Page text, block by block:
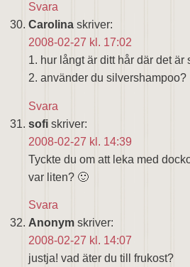
Svara
Carolina skriver:
2008-02-27 kl. 17:02
1. hur långt är ditt hår där det är
2. använder du silvershampoo?
Svara
sofi skriver:
2008-02-27 kl. 14:39
Tyckte du om att leka med
var liten? 🙂
Svara
Anonym skriver:
2008-02-27 kl. 14:07
justja! vad äter du till frukost?